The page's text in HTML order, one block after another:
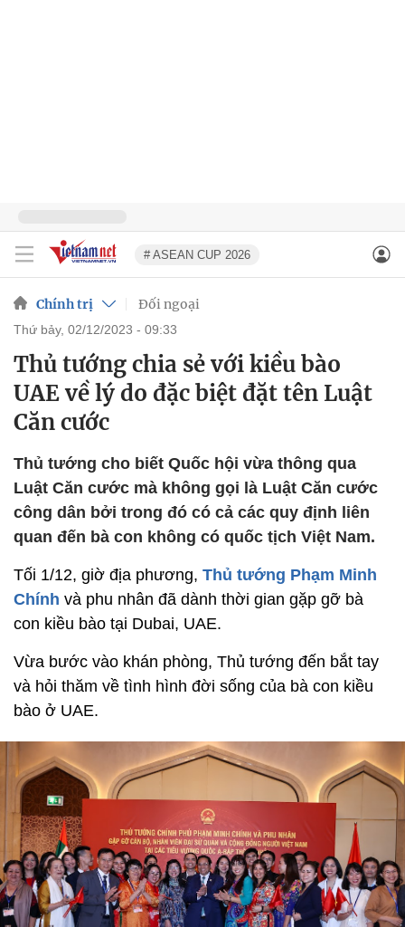
# ASEAN CUP 2026
Chính trị Đối ngoại
thứ bảy, 02/12/2023 - 09:33
Thủ tướng chia sẻ với kiều bào
UAE về lý do đặc biệt đặt tên Luật
Căn cước
Thủ tướng cho biết Quốc hội vừa thông qua
Luật Căn cước mà không gọi là Luật Căn cước
công dân bởi trong đó có cả các quy định liên
quan đến bà con không có quốc tịch Việt Nam.
Tối 1/12, giờ địa phương, Thủ tướng Phạm Minh
Chính và phu nhân đã dành thời gian gặp gỡ bà
con kiều bào tại Dubai, UAE.
Vừa bước vào khán phòng, Thủ tướng đến bắt tay
và hỏi thăm về tình hình đời sống của bà con kiều
bào ở UAE.